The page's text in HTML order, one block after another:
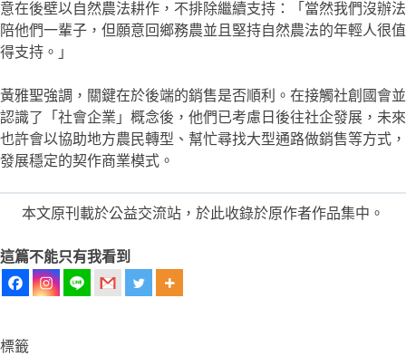
意在後壁以自然農法耕作，不排除繼續支持：「當然我們沒辦法
陪他們一輩子，但願意回鄉務農並且堅持自然農法的年輕人很值
得支持。」
黃雅聖強調，關鍵在於後端的銷售是否順利。在接觸社創國會並
認識了「社會企業」概念後，他們已考慮日後往社企發展，未來
也許會以協助地方農民轉型、幫忙尋找大型通路做銷售等方式，
發展穩定的契作商業模式。
本文原刊載於公益交流站，於此收錄於原作者作品集中。
這篇不能只有我看到
標籤